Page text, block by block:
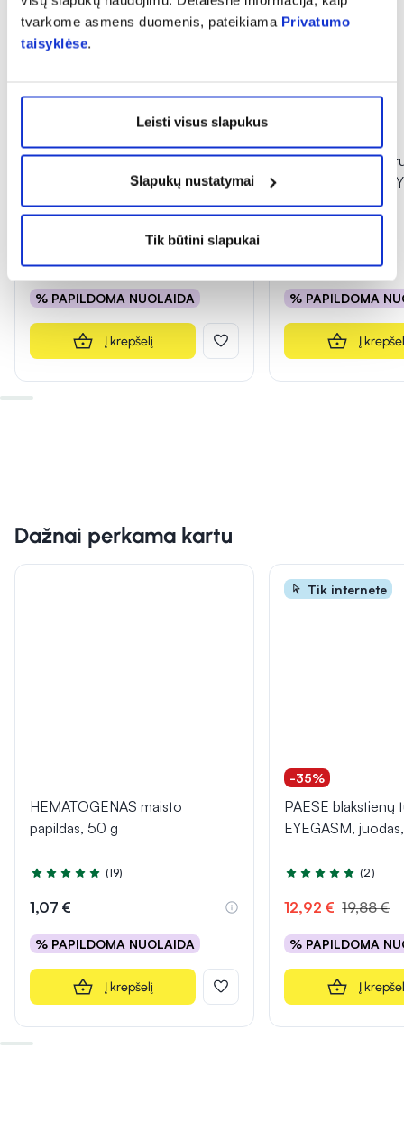
tvarkome asmens duomenis, pateikiama Privatumo
taisyklėse.
Leisti visus slapukus
Slapukų nustatymai
Tik būtini slapukai
DELIA blakstienų tušas
GLAMOUR CURL-UP, juodos
spalvos, 11 ml
1,51 € 3,03 €
% PAPILDOMA NUOLAIDA
Į krepšelį
DELIA blakstienų
GLAMOUR
spalvos, 11 ml
1,51 € 3,03 €
% PAPILDOMA
Į
Dažnai perkama kartu
HEMATOGENAS maisto
papildas, 50 g
Įvertinimas 4.7 iš 5
(19)
1,07 €
% PAPILDOMA NUOLAIDA
Į krepšelį
Tik internete
-35%
PAESE blakstienų
EYEGASM,
Įvertinimas 5.0 iš 5
(2)
12,92 € 19,88 €
% PAPILDOMA
Į